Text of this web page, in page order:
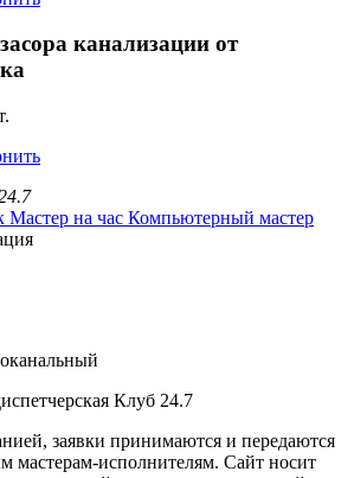
канализации от
Мастер на час Компьютерный мастер
Клуб 24.7
заявки принимаются и передаются
мастерам‑исполнителям. Сайт носит